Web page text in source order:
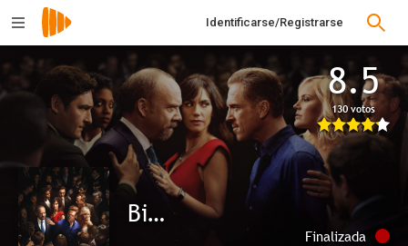
Identificarse/Registrarse
8.5
130 votos
Billions
Finalizada